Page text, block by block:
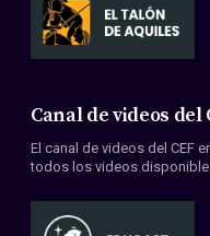
Canal de videos del
El canal de videos del CEF
todos los videos